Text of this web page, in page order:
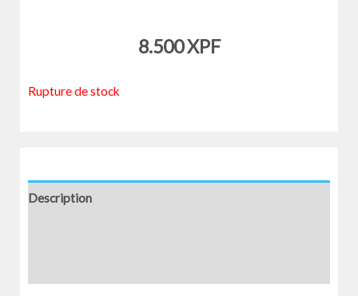
8.500XPF
Rupture de stock
Description